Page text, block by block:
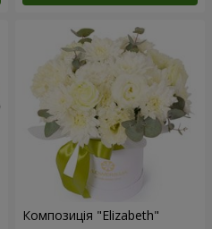
Композиція "Elizabeth"